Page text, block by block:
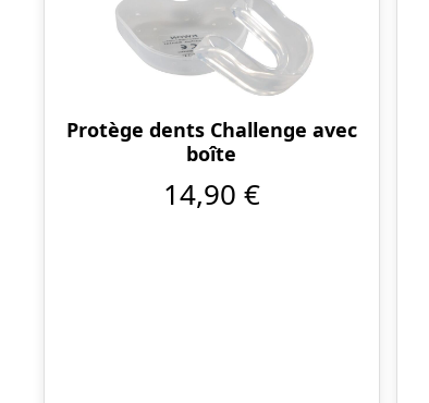
Protège dents Challenge avec
boîte
14,90 €